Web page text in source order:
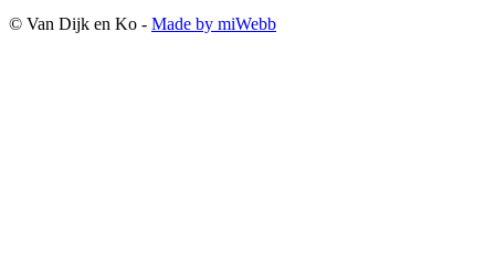
© Van Dijk en Ko - Made by miWebb